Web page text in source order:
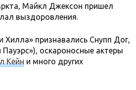
Майкл Джексон пришел
выздоровления.
признавались Снупп Дог,
оскароносные актеры
Кейн и много других